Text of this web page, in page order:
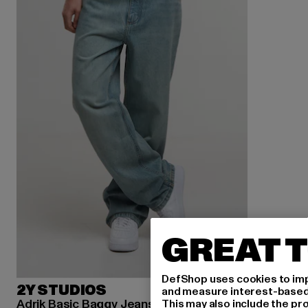
2Y STUDIOS
Adrik Basic Baggy Jeans
GREAT
DefShop uses cookies to
and measure interest-
This may also include the